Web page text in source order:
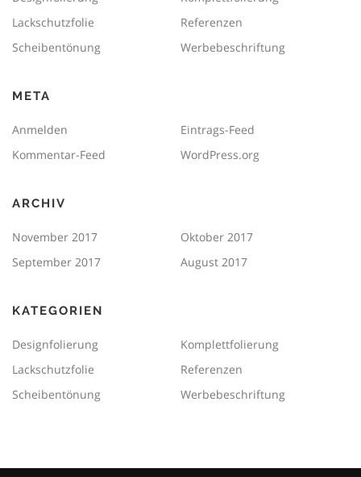
Lackschutzfolie
Referenzen
Scheibentönung
Werbebeschriftung
META
Anmelden
Eintrags-Feed
Kommentar-Feed
WordPress.org
ARCHIV
November 2017
Oktober 2017
September 2017
August 2017
KATEGORIEN
Designfolierung
Komplettfolierung
Lackschutzfolie
Referenzen
Scheibentönung
Werbebeschriftung